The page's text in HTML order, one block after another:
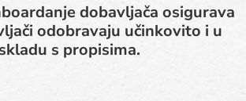
dobavljača osigurava
odobravaju učinkovito i u
skladu s propisima.